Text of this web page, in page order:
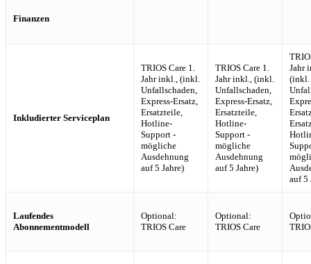
Finanzen
Inkludierter Serviceplan
TRIOS Care 1.
Jahr inkl., (inkl.
Unfallschaden,
Express-Ersatz,
Ersatzteile,
Hotline-
Support -
mögliche
Ausdehnung
auf 5 Jahre)
TRIOS Care 1.
Jahr inkl., (inkl.
Unfallschaden,
Express-Ersatz,
Ersatzteile,
Hotline-
Support -
mögliche
Ausdehnung
auf 5 Jahre)
Jahr
(inkl.
auf 5
Laufendes
Abonnementmodell
Optional:
TRIOS Care
Optional:
TRIOS Care